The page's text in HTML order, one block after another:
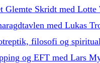
Glemte Skridt med Lotte
med Lukas
filosofi og
og EFT med Lars